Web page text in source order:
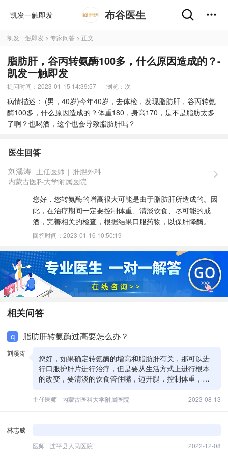
凯发一触即发 布谷医生
凯发一触即发 > 专家问答 > 正文
脂肪肝，谷丙转氨酶100多，什么原因造成的？-
凯发一触即发
提问时间：2023-01-15 14:39:57 浏览： 次
病情描述： (男，40岁)今年40岁，去体检，发现脂肪肝，谷丙转氨
酶100多，什么原因造成的？体重180，身高170，是不是脂肪太多
了啊？也喝酒，这个也会导致脂肪肝吗？
医生回答
刘溪涛 主任医师 | 肝胆外科
内蒙古医科大学附属医院
您好，您转氨酶的增高很大可能是由于脂肪肝所造成的。因
此，在治疗期间一定要控制体重、清淡饮食、尽可能的戒
酒，完善相关的检查，根据结果口服药物，以保肝降酶。
回答时间：2023-01-16 10:50:19
相关问答
q 脂肪肝转氨酶过高要怎么办？
刘溪涛
您好，如果确定转氨酶的增高和脂肪肝有关，那可以进
行口服护肝片进行治疗，但是要从生活方式上进行根本
的改变，要清淡的饮食管住嘴，迈开腿，控制体重，控
主任医师 内蒙古医科大学附属医院 2023-08-13
林志威
医师 连平县人民医院 2022-12-08